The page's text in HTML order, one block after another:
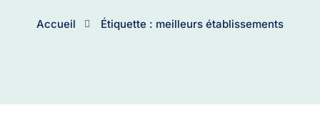
Accueil Étiquette : meilleurs établissements